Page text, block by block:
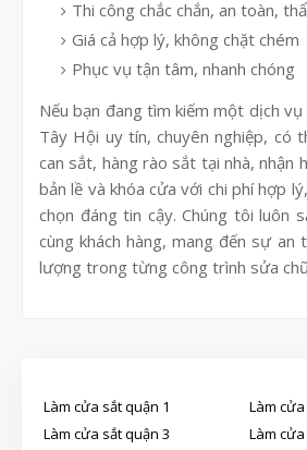
Thi công chắc chắn, an toàn,
Giá cả hợp lý, không chặt chém
Phục vụ tận tâm, nhanh chóng
Nếu bạn đang tìm kiếm một dịch
Tây Hội uy tín, chuyên nghiệp, có
can sắt, hàng rào sắt tại nhà, nhận
bản lề và khóa cửa với chi phí hợp
chọn đáng tin cậy. Chúng tôi luôn
cùng khách hàng, mang đến sự an
lượng trong từng công trình sửa
Làm cửa sắt quận 1
Làm
Làm cửa sắt quận 3
Làm